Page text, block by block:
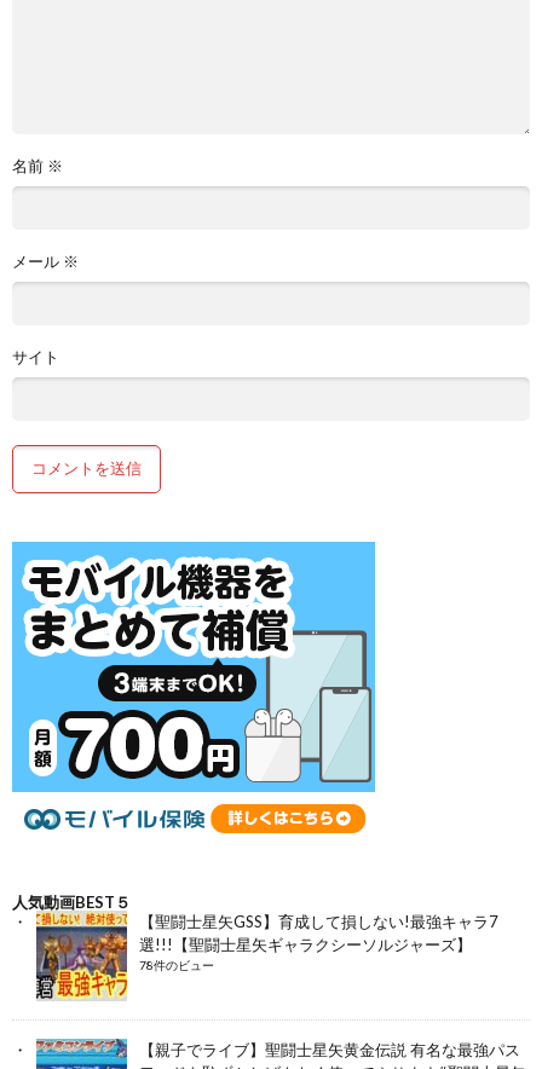
名前 ※
メール ※
サイト
人気動画BEST５
【聖闘士星矢GSS】育成して損しない!最強キャラ7
選!!!【聖闘士星矢ギャラクシーソルジャーズ】
78件のビュー
【親子でライブ】聖闘士星矢黄金伝説 有名な最強パス